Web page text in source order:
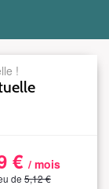
!
€ / mois
de 5,12 €